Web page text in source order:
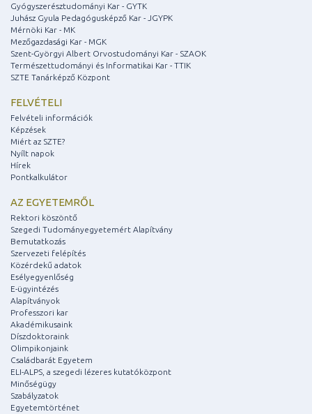
Gyógyszerésztudományi Kar - GYTK
Juhász Gyula Pedagógusképző Kar - JGYPK
Mérnöki Kar - MK
Mezőgazdasági Kar - MGK
Szent-Györgyi Albert Orvostudományi Kar - SZAOK
Természettudományi és Informatikai Kar - TTIK
SZTE Tanárképző Központ
FELVÉTELI
Felvételi információk
Képzések
Miért az SZTE?
Nyílt napok
Hírek
Pontkalkulátor
AZ EGYETEMRŐL
Rektori köszöntő
Szegedi Tudományegyetemért Alapítvány
Bemutatkozás
Szervezeti felépítés
Közérdekű adatok
Esélyegyenlőség
E-ügyintézés
Alapítványok
Professzori kar
Akadémikusaink
Díszdoktoraink
Olimpikonjaink
Családbarát Egyetem
ELI-ALPS, a szegedi lézeres kutatóközpont
Minőségügy
Szabályzatok
Egyetemtörténet